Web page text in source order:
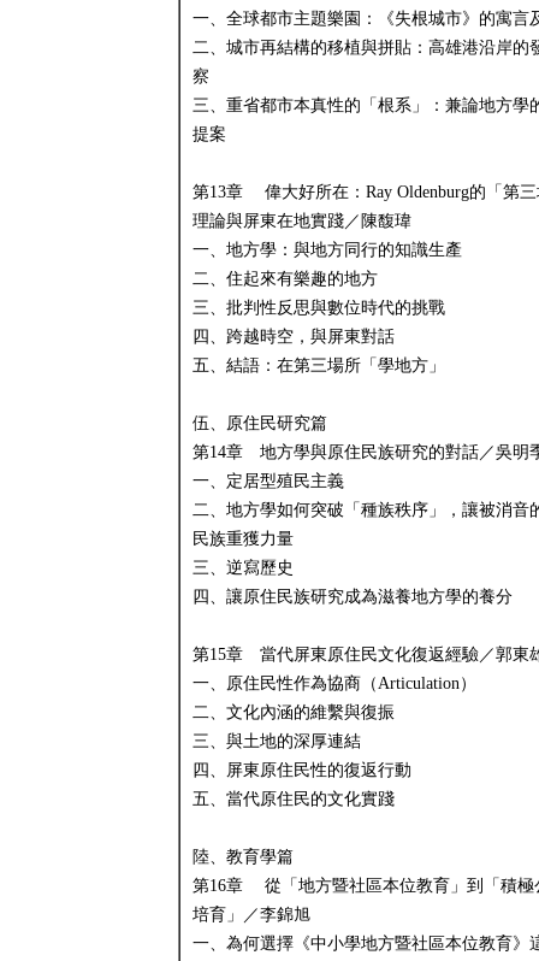
一、全球都市主題樂園：《失根城市》的寓言
二、城市再結構的移植與拼貼：高雄港沿岸的
察
三、重省都市本真性的「根系」：兼論地方學
提案
第13章 偉大好所在：Ray Oldenburg的「第
理論與屏東在地實踐／陳馥瑋
一、地方學：與地方同行的知識生產
二、住起來有樂趣的地方
三、批判性反思與數位時代的挑戰
四、跨越時空，與屏東對話
五、結語：在第三場所「學地方」
伍、原住民研究篇
第14章 地方學與原住民族研究的對話／吳明
一、定居型殖民主義
二、地方學如何突破「種族秩序」，讓被消音
民族重獲力量
三、逆寫歷史
四、讓原住民族研究成為滋養地方學的養分
第15章 當代屏東原住民文化復返經驗／郭東
一、原住民性作為協商（Articulation）
二、文化內涵的維繫與復振
三、與土地的深厚連結
四、屏東原住民性的復返行動
五、當代原住民的文化實踐
陸、教育學篇
第16章 從「地方暨社區本位教育」到「積極
培育」／李錦旭
一、為何選擇《中小學地方暨社區本位教育》